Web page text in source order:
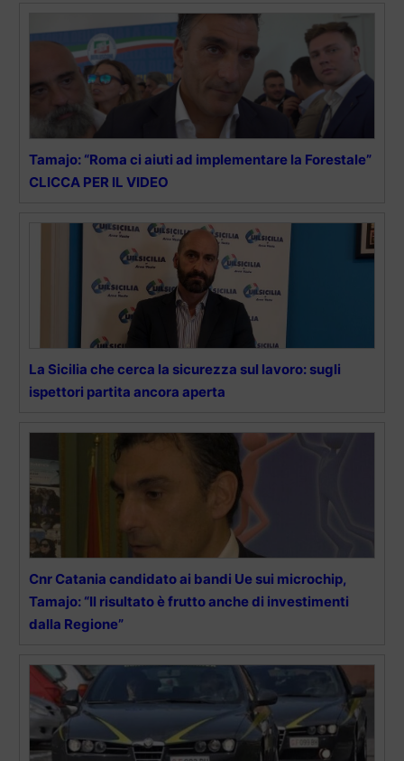
Tamajo: “Roma ci aiuti ad implementare la Forestale”
CLICCA PER IL VIDEO
La Sicilia che cerca la sicurezza sul lavoro: sugli
ispettori partita ancora aperta
Cnr Catania candidato ai bandi Ue sui microchip,
Tamajo: “Il risultato è frutto anche di investimenti
dalla Regione”